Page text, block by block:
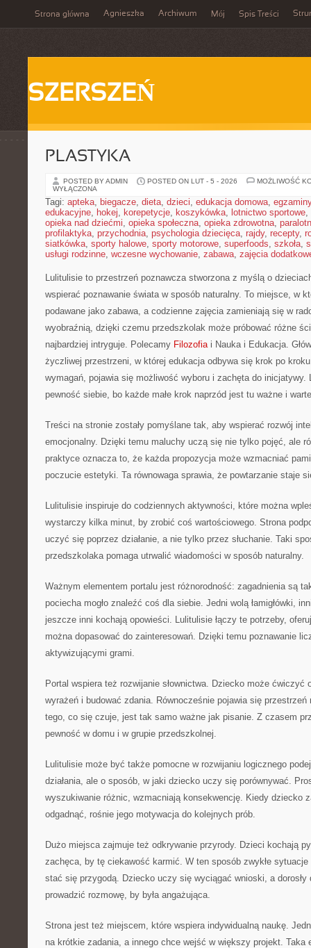
Strona główna Agnieszka Archiwum Mój Spis Treści
SZERSZEŃ
PLASTYKA
POSTED BY ADMIN POSTED ON LUT - 5 - 2026
MOŻLIWOŚĆ
WYŁĄCZONA
Tagi: apteka, biegacze, dieta, dzieci, edukacja domowa, egzaminy
edukacyjne, hokej, korepetycje, koszykówka, lotnictwo sportowe,
opieka nad dziećmi, opieka społeczna, opieka zdrowotna,
profilaktyka, przychodnia, psychologia dziecięca, rajdy, recepty,
siatkówka, sporty halowe, sporty motorowe, superfoods, szkoła,
usługi rodzinne, wczesne wychowanie, zabawa, zajęcia
Lulitulisie to przestrzeń poznawcza stworzona z myślą o
wspierać poznawanie świata w sposób naturalny. To miejsce, w
podawane jako zabawa, a codzienne zajęcia zamieniają się w
wyobraźnią, dzięki czemu przedszkolak może próbować różne
najbardziej intryguje. Polecamy Filozofiai Nauka i Edukacja.
życzliwej przestrzeni, w której edukacja odbywa się krok po
wymagań, pojawia się możliwość wyboru i zachęta do inicjatywy.
pewność siebie, bo każde małe krok naprzód jest tu ważne i
Treści na stronie zostały pomyślane tak, aby wspierać rozwój
emocjonalny. Dzięki temu maluchy uczą się nie tylko pojęć, ale
praktyce oznacza to, że każda propozycja może wzmacniać
poczucie estetyki. Ta równowaga sprawia, że powtarzanie staje
Lulitulisie inspiruje do codziennych aktywności, które można
wystarczy kilka minut, by zrobić coś wartościowego. Strona
uczyć się poprzez działanie, a nie tylko przez słuchanie. Taki
przedszkolaka pomaga utrwalić wiadomości w sposób naturalny.
Ważnym elementem portalu jest różnorodność: zagadnienia są
pociecha mogło znaleźć coś dla siebie. Jedni wolą łamigłówki,
jeszcze inni kochają opowieści. Lulitulisie łączy te potrzeby,
można dopasować do zainteresowań. Dzięki temu poznawanie
aktywizującymi grami.
Portal wspiera też rozwijanie słownictwa. Dziecko może ćwiczyć
wyrażeń i budować zdania. Równocześnie pojawia się
tego, co się czuje, jest tak samo ważne jak pisanie. Z czasem
pewność w domu i w grupie przedszkolnej.
Lulitulisie może być także pomocne w rozwijaniu logicznego
działania, ale o sposób, w jaki dziecko uczy się porównywać.
wyszukiwanie różnic, wzmacniają konsekwencję. Kiedy dziecko
odgadnąć, rośnie jego motywacja do kolejnych prób.
Dużo miejsca zajmuje też odkrywanie przyrody. Dzieci kochają
zachęca, by tę ciekawość karmić. W ten sposób zwykłe
stać się przygodą. Dziecko uczy się wyciągać wnioski, a dorosły
prowadzić rozmowę, by była angażująca.
Strona jest też miejscem, które wspiera indywidualną naukę.
na krótkie zadania, a innego chce wejść w większy projekt. Taka